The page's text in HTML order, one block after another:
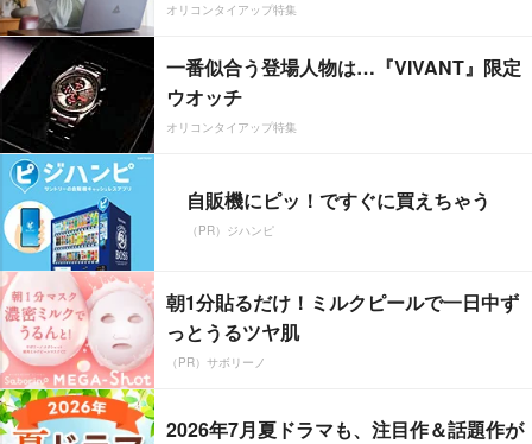
オリコンタイアップ特集
一番似合う登場人物は…『VIVANT』限定
ウオッチ
オリコンタイアップ特集
自販機にピッ！ですぐに買えちゃう
（PR）ジハンピ
朝1分貼るだけ！ミルクピールで一日中ず
っとうるツヤ肌
（PR）サボリーノ
2026年7月夏ドラマも、注目作＆話題作が